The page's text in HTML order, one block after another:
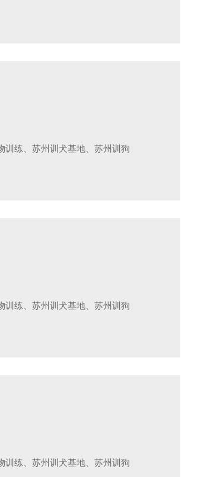
训练、苏州训犬基地、苏州训狗
训练、苏州训犬基地、苏州训狗
训练、苏州训犬基地、苏州训狗